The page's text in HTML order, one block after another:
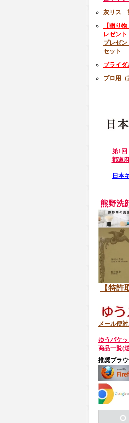
灰リス
【贈り
レゼント
プレゼ
セット
ブライ
プロ用
第1回
都道
日本
熊野洗
【特許
メール便
ゆうパケッ
商品一覧(
推奨ブラ